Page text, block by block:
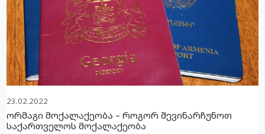
23.02.2022
ორმაგი მოქალაქეობა – როგორ შევინარჩუნოთ
საქართველოს მოქალაქეობა